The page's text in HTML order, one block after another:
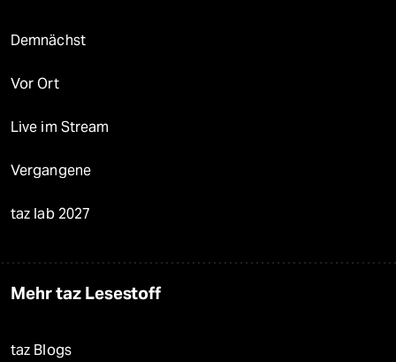
Demnächst
Vor Ort
Live im Stream
Vergangene
taz lab 2027
Mehr taz Lesestoff
taz Blogs